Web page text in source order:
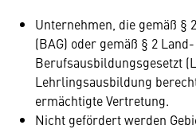
Unternehmen, die gemäß §
(BAG) oder gemäß § 2
Berufsausbildungsgesetzt
Lehrlingsausbildung
ermächtigte Vertretung.
Nicht gefördert werden